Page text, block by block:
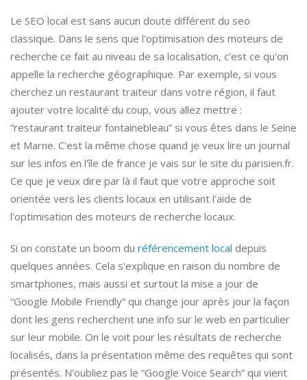
Le SEO local est sans aucun doute différent du seo
classique. Dans le sens que l'optimisation des moteurs de
recherche ce fait au niveau de sa localisation, c'est ce qu'on
appelle la recherche géographique. Par exemple, si vous
cherchez un restaurant traiteur dans votre région, il faut
ajouter votre localité du coup, vous allez mettre :
“restaurant traiteur fontainebleau” si vous êtes dans le Seine
et Marne. C'est la même chose quand je veux lire un journal
sur les infos en l'île de france je vais sur le site du parisien.fr.
Ce que je veux dire par là il faut que votre approche soit
orientée vers les clients locaux en utilisant l'aide de
l'optimisation des moteurs de recherche locaux.
Si on constate un boom du référencement local depuis
quelques années. Cela s'explique en raison du nombre de
smartphones, mais aussi et surtout la mise a jour de
“Google Mobile Friendly” qui change jour après jour la façon
dont les gens recherchent une info sur le web en particulier
sur leur mobile. On le voit pour les résultats de recherche
localisés, dans la présentation même des requêtes qui sont
présentés. N'oubliez pas le “Google Voice Search” qui vient